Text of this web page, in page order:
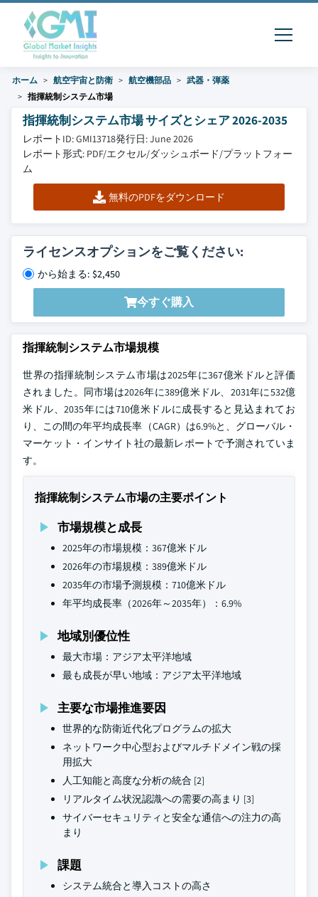
ホーム 航空宇宙と防衛 航空機部品
武器・弾薬
指揮統制システム市場
指揮統制システム市場 サイズとシェア 2026-2035
レポートID: GMI13718発行日: June 2026
レポート形式: PDF/エクセル/ダッシュボード/プラットフォー
ム
無料のPDFをダウンロード
ライセンスオプションをご覧ください:
から始まる: $2,450
今すぐ購入
指揮統制システム市場規模
世界の指揮統制システム市場は2025年に367億米ドルと評価
されました。同市場は2026年に389億米ドル、2031年に532億
米ドル、2035年には710億米ドルに成長すると見込まれてお
り、この間の年平均成長率（CAGR）は6.9%と、グローバル・
マーケット・インサイト社の最新レポートで予測されていま
す。
指揮統制システム市場の主要ポイント
市場規模と成長
2025年の市場規模：367億米ドル
2026年の市場規模：389億米ドル
2035年の市場予測規模：710億米ドル
年平均成長率（2026年～2035年）：6.9%
地域別優位性
最大市場：アジア太平洋地域
最も成長が早い地域：アジア太平洋地域
主要な市場推進要因
世界的な防衛近代化プログラムの拡大
ネットワーク中心型およびマルチドメイン戦の採
用拡大
人工知能と高度な分析の統合 [2]
リアルタイム状況認識への需要の高まり [3]
サイバーセキュリティと安全な通信への注力の高
まり
課題
システム統合と導入コストの高さ